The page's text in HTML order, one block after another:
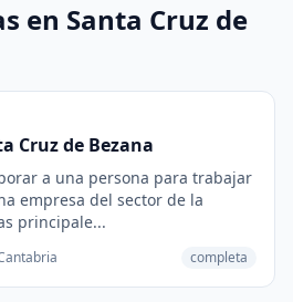
en Santa Cruz de
Cruz de Bezana
a una persona para trabajar
empresa del sector de la
principale...
completa